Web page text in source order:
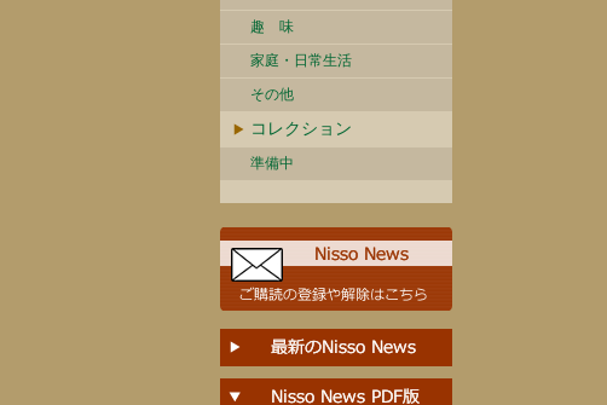
趣 味
家庭・日常生活
その他
コレクション
準備中